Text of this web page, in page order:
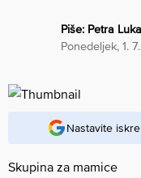
Piše: Petra
ponedeljek, 1.
Nastavite
Skupina za mamice